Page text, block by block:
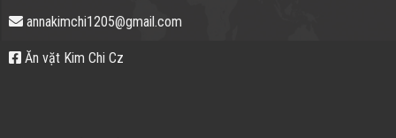
annakimchi1205@gmail.com
Ăn vặt Kim Chi Cz